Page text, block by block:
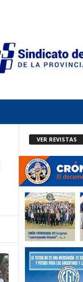
VER REVISTAS